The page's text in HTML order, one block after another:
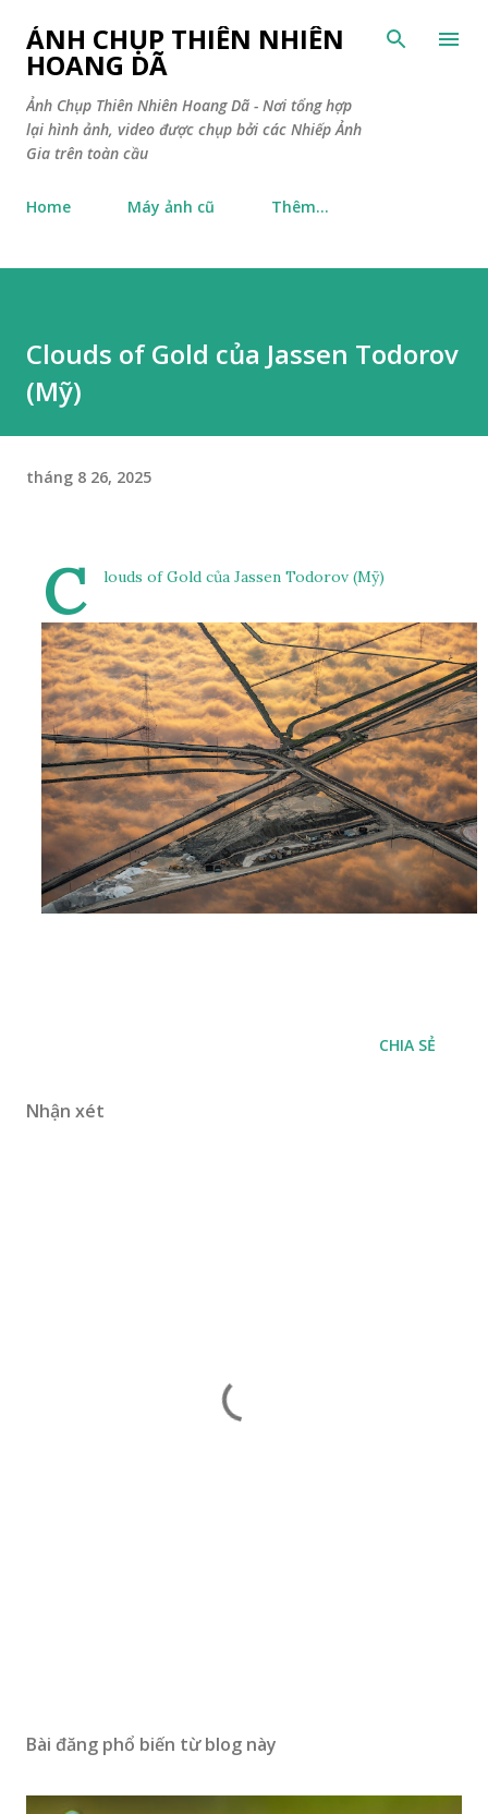
Chuyển đến nội dung chính
ẢNH CHỤP THIÊN NHIÊN
HOANG DÃ
Ảnh Chụp Thiên Nhiên Hoang Dã - Nơi tổng hợp
lại hình ảnh, video được chụp bởi các Nhiếp Ảnh
Gia trên toàn cầu
Home Máy ảnh cũ Thêm…
Clouds of Gold của Jassen Todorov
(Mỹ)
tháng 8 26, 2025
C louds of Gold của Jassen Todorov (Mỹ)
CHIA SẺ
Nhận xét
Bài đăng phổ biến từ blog này